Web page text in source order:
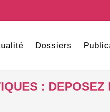
Dossiers
: DEPOSEZ